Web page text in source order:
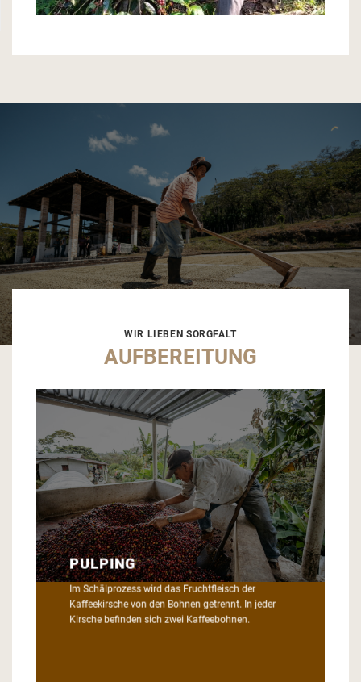
WIR LIEBEN SORGFALT
AUFBEREITUNG
PULPING
Im Schälprozess wird das Fruchtfleisch der
Kaffeekirsche von den Bohnen getrennt. In jeder
Kirsche befinden sich zwei Kaffeebohnen.